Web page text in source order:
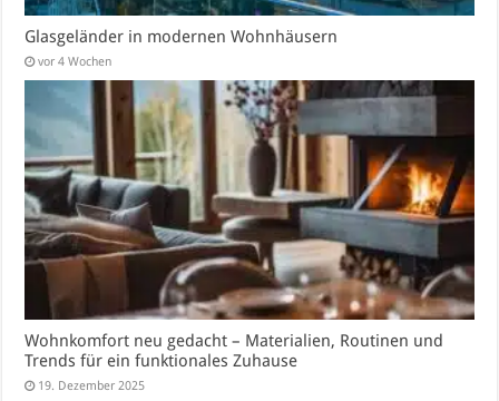
Glasgeländer in modernen Wohnhäusern
vor 4 Wochen
Wohnkomfort neu gedacht – Materialien, Routinen und
Trends für ein funktionales Zuhause
19. Dezember 2025